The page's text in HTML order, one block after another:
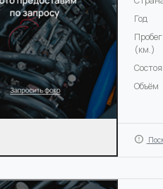
Год
Пробег
(км.)
Объём